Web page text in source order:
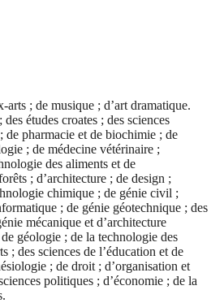
arts ; de musique ; d’art dramatique.
études croates ; des sciences
de pharmacie et de biochimie ; de
; de médecine vétérinaire ;
des aliments et de
; d’architecture ; de design ;
chimique ; de génie civil ;
; de génie géotechnique ; des
mécanique et d’architecture
géologie ; de la technologie des
; des sciences de l’éducation et de
; de droit ; d’organisation et
politiques ; d’économie ; de la